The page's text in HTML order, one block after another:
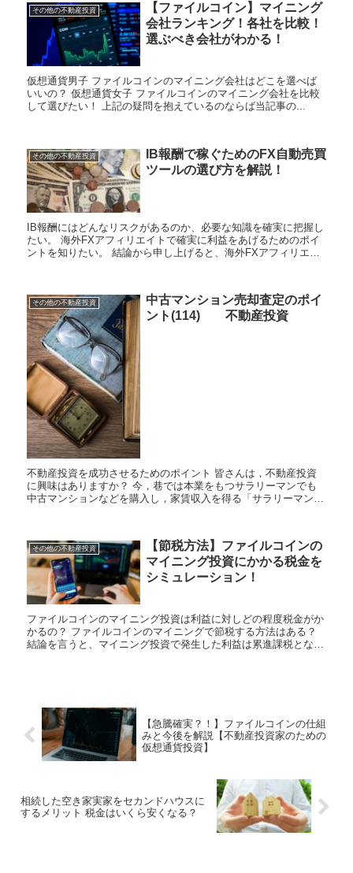
その他の不動産投資
【ファイルコイン】マイニング
会社ランキング！各社を比較！
選ぶべき会社がわかる！
仮想通貨男子 ファイルコインのマイニング会社はどこを選べば
いいの？ 仮想通貨女子 ファイルコインのマイニング会社を比較
して選びたい！ 上記の疑問を抱えているのならば当記事の...
その他の不動産投資
IB報酬で稼ぐためのFX自動売買
ツールの選び方を解説！
IB報酬にはどんなリスクがあるのか、必要な知識を確実に把握し
たい。 海外FXアフィリエイトで確実に利益をあげるためのポイ
ントを知りたい。 結論から申し上げると、海外FXアフィリエ
その他の不動産投資
中古マンション売却査定のポイ
ント(114) 不動産投資
不動産投資を成功させるためのポイント 皆さんは，不動産投資
に興味はありますか？ 今，巷では本業をもつサラリーマンでも
中古マンションなどを購入し，家賃収入を得る「サラリーマン大
その他の不動産投資
【節税方法】ファイルコインの
マイニング投資にかかる税金を
シミュレーション！
ファイルコインのマイニング投資は利益に対しどの程度税金がか
かるの？ ファイルコインのマイニングで節税する方法はある？
結論を言うと、マイニング投資で発生した利益は累進課税とな
【急騰確実？！】ファイルコインの仕組
みと今後を解説【不動産投資家のための
仮想通貨投資】
相続した空き家実家をセカンドハウスに
するメリット 税金はいくら安くなる？